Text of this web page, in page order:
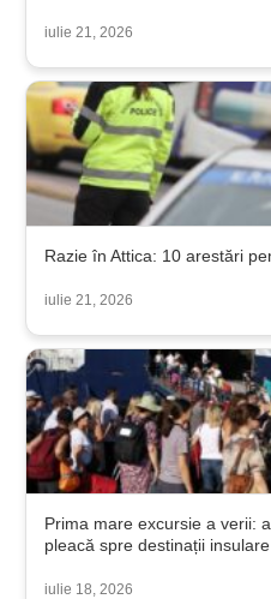
iulie 21, 2026
Razie în Attica: 10 arestări
iulie 21, 2026
Prima mare excursie a verii:
pleacă spre destinații
iulie 18, 2026